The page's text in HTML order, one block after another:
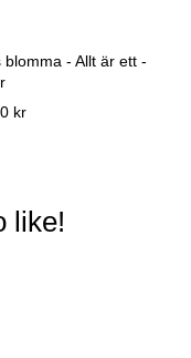
blomma - Allt är ett -
kr
like!